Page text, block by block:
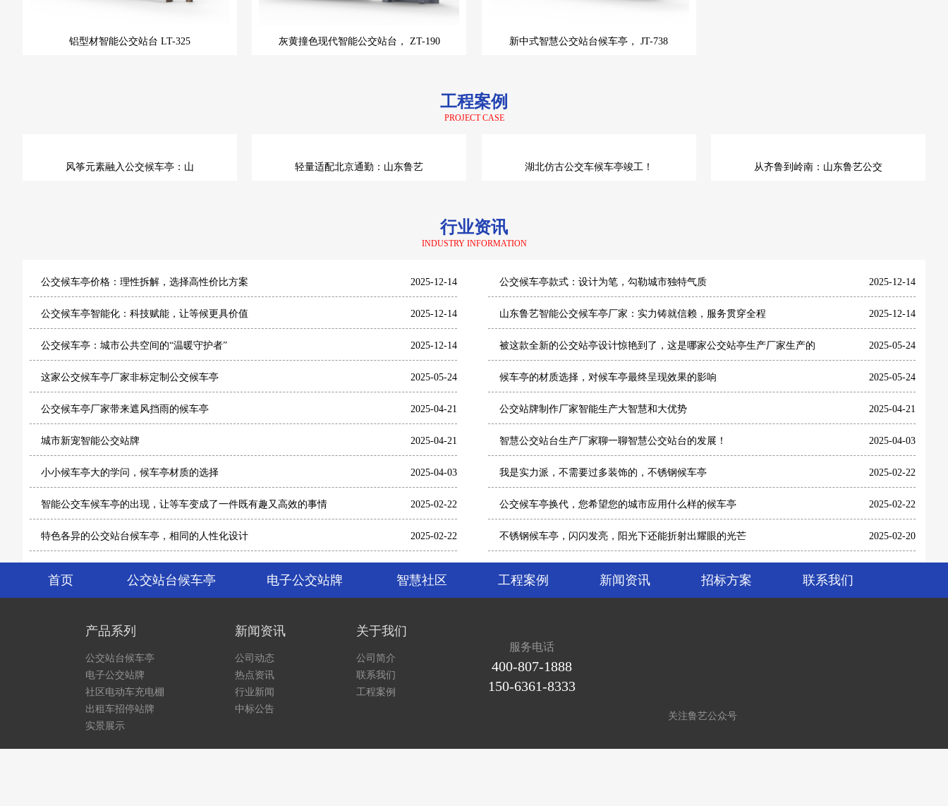
铝型材智能公交站台 LT-325 灰黄撞色现代智能公交站台， ZT-190 新中式智慧公交站台候车亭， JT-738
工程案例
PROJECT CASE
行业资讯
公交候车亭价格：理性拆解，选择高性价比方案 2025-12-14 公交候车亭款式：设计为笔，勾勒城市独特气质 2025-12-14
公交候车亭智能化：科技赋能，让等候更具价值 2025-12-14 山东鲁艺智能公交候车亭厂家：实力铸就信赖，服务贯穿全程 2025-12-14
公交候车亭：城市公共空间的“温暖守护者” 2025-12-14 被这款全新的公交站亭设计惊艳到了，这是哪家公交站亭生产厂家生产的 2025-05-24
这家公交候车亭厂家非标定制公交候车亭 2025-05-24 候车亭的材质选择，对候车亭最终呈现效果的影响 2025-05-24
公交候车亭厂家带来遮风挡雨的候车亭 2025-04-21 公交站牌制作厂家智能生产大智慧和大优势 2025-04-21
城市新宠智能公交站牌 2025-04-21 智慧公交站台生产厂家聊一聊智慧公交站台的发展！ 2025-04-03
小小候车亭大的学问，候车亭材质的选择 2025-04-03 我是实力派，不需要过多装饰的，不锈钢候车亭 2025-02-22
智能公交车候车亭的出现，让等车变成了一件既有趣又高效的事情
特色各异的公交站台候车亭，相同的人性化设计
公交站台候车亭 电子公交站牌